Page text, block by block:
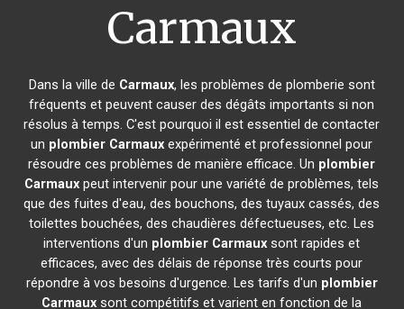
Carmaux
Dans la ville de Carmaux, les problèmes de plomberie sont
fréquents et peuvent causer des dégâts importants si non
résolus à temps. C'est pourquoi il est essentiel de contacter
un plombier Carmaux expérimenté et professionnel pour
résoudre ces problèmes de manière efficace. Un plombier
Carmaux peut intervenir pour une variété de problèmes, tels
que des fuites d'eau, des bouchons, des tuyaux cassés, des
toilettes bouchées, des chaudières défectueuses, etc. Les
interventions d'un plombier Carmaux sont rapides et
efficaces, avec des délais de réponse très courts pour
répondre à vos besoins d'urgence. Les tarifs d'un plombier
Carmaux sont compétitifs et varient en fonction de la